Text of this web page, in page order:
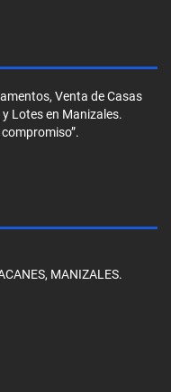
Venta de Casas
Lotes en Manizales.
MANIZALES.